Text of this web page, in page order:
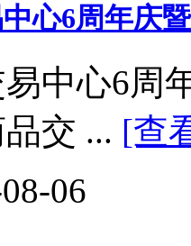
心6周年庆
中心6周
交 ... [查
06